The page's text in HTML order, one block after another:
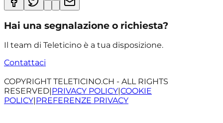
Hai una segnalazione o richiesta?
Il team di Teleticino è a tua disposizione.
Contattaci
COPYRIGHT TELETICINO.CH - ALL RIGHTS
RESERVED|PRIVACY POLICY|COOKIE
POLICY|PREFERENZE PRIVACY